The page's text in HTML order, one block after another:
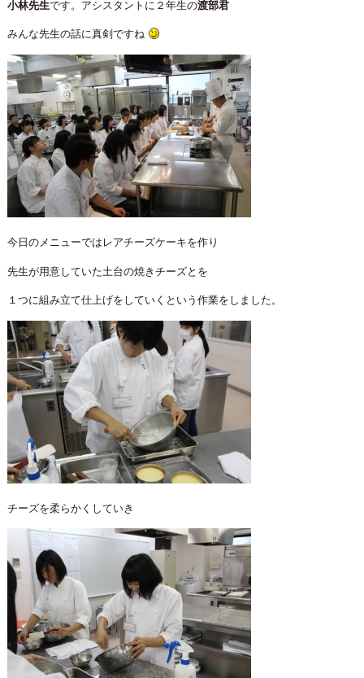
小林先生です。アシスタントに２年生の渡部君
みんな先生の話に真剣ですね
今日のメニューではレアチーズケーキを作り
先生が用意していた土台の焼きチーズとを
１つに組み立て仕上げをしていくという作業をしました。
チーズを柔らかくしていき